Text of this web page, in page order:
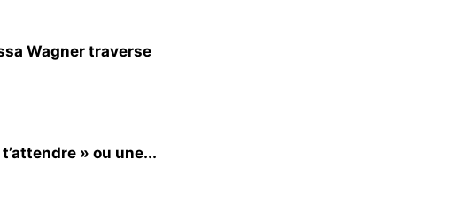
Wagner traverse
» ou une...